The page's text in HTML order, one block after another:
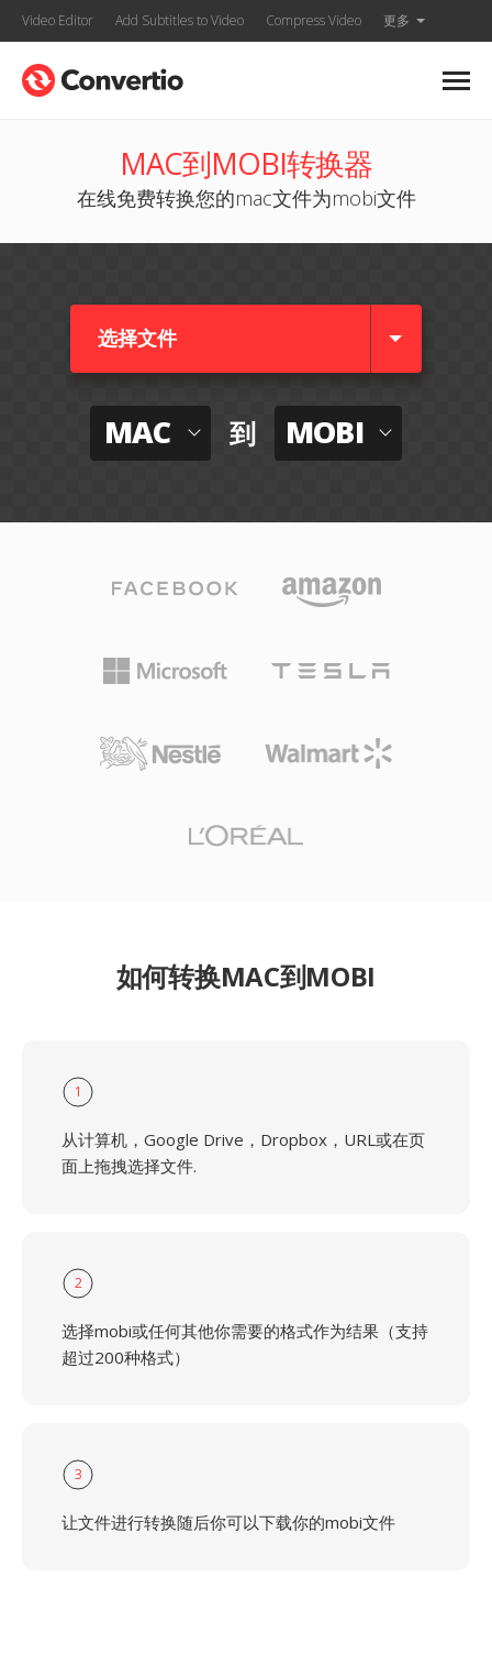
Video Editor Add Subtitles to Video Compress Video 更多
MAC到MOBI转换器
在线免费转换您的mac文件为mobi文件
选择文件
MAC 到 MOBI
如何转换MAC到MOBI
1
从计算机，Google Drive，Dropbox，URL或在页
面上拖拽选择文件.
2
选择mobi或任何其他你需要的格式作为结果（支持
超过200种格式）
3
让文件进行转换随后你可以下载你的mobi文件